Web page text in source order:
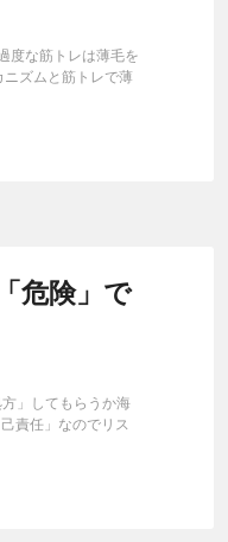
度な筋トレは薄毛を
ズムと筋トレで薄
危険」で
」してもらうか海
責任」なのでリス